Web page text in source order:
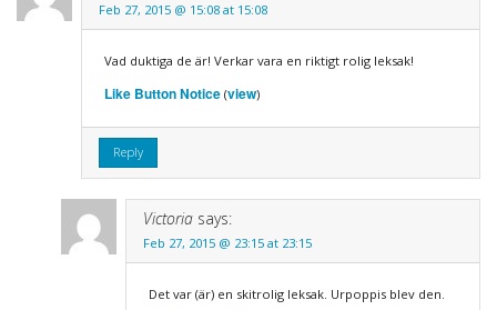
Feb 27, 2015 @ 15:08 at 15:08
Vad duktiga de är! Verkar vara en riktigt rolig leksak!
Like Button Notice(view)
Reply
Victoria says:
Feb 27, 2015 @ 23:15 at 23:15
Det var (är) en skitrolig leksak. Urpoppis blev den.